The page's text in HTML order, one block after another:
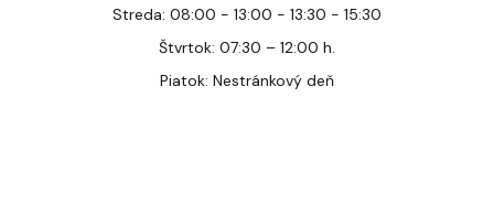
Streda: 08:00 - 13:00 - 13:30 - 15:30
Štvrtok: 07:30 – 12:00 h.
Piatok: Nestránkový deň